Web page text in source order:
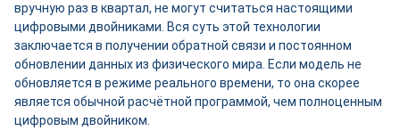
вручную раз в квартал, не могут считаться настоящими
цифровыми двойниками. Вся суть этой технологии
заключается в получении обратной связи и постоянном
обновлении данных из физического мира. Если модель не
обновляется в режиме реального времени, то она скорее
является обычной расчётной программой, чем полноценным
цифровым двойником.